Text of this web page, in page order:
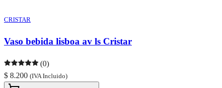
CRISTAR
Vaso bebida lisboa av ls Cristar
(0)
$ 8.200 (IVA Incluido)